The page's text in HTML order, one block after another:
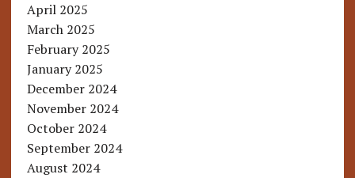
April 2025
March 2025
February 2025
January 2025
December 2024
November 2024
October 2024
September 2024
August 2024